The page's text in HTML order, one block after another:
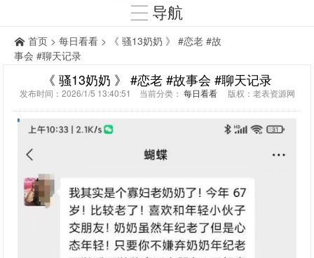
导航
首页 > 每日看看 > 《 骚13奶奶 》 #恋老 #故
事会 #聊天记录
《 骚13奶奶 》 #恋老 #故事会 #聊天记录
发布时间：2026/1/5 13:40:51 当前分类： 每日看看版权：老表资源网